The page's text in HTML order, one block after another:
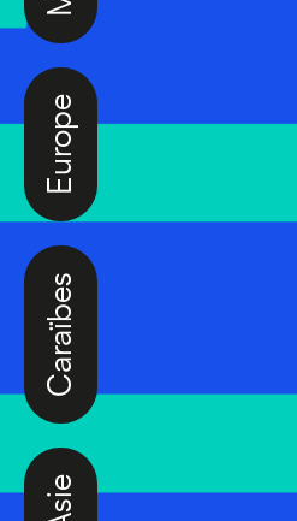
Asie
Caraïbes
Europe